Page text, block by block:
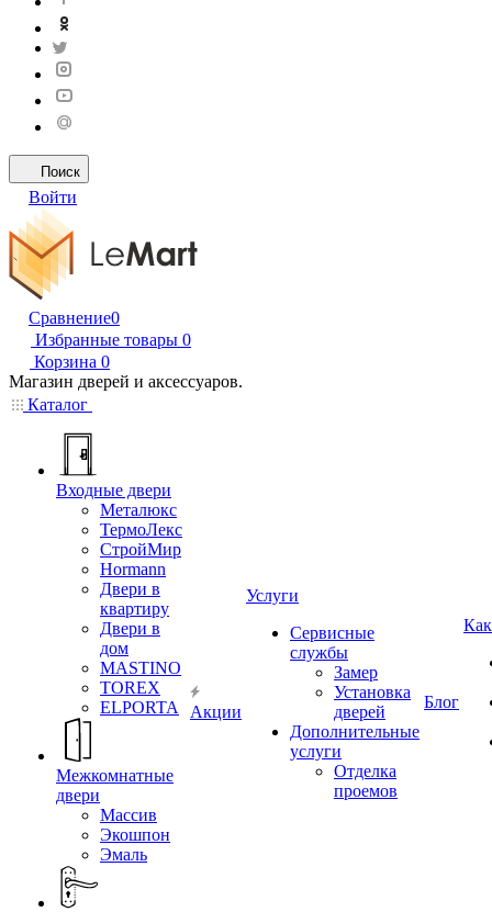
Поиск
Войти
Сравнение0
Избранные товары 0
Корзина 0
Магазин дверей и аксессуаров.
Каталог
Входные двери
Металюкс
ТермоЛекс
СтройМир
Hormann
Двери в
квартиру
Двери в
дом
MASTINO
TOREX
ELPORTA
Межкомнатные
двери
Массив
Экошпон
Эмаль
Акции
Услуги
Сервисные
службы
Замер
Установка
дверей
Дополнительные
услуги
Отделка
проемов
Блог